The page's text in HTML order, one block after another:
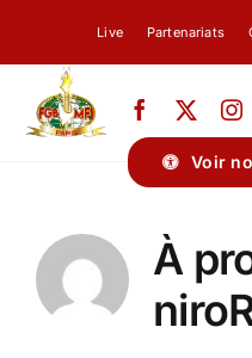
contenu
Live Partenariats
A PROPOS DE
Voir
À